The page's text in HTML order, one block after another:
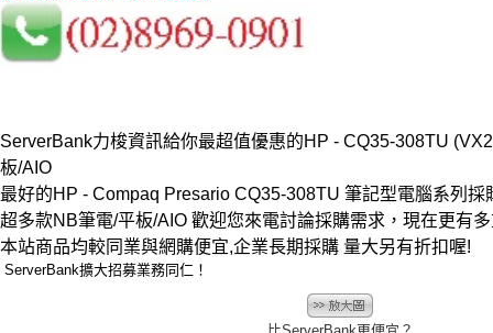
ServerBank力梭資訊給你最超值優惠的HP - CQ35-308TU
板/AIO
最好的HP - Compaq Presario CQ35-308TU 筆記型電腦系列採
超多款NB筆電/平板/AIO 歡迎您來電討論採購需求，現在更有
本站商品均較同業與網購便宜,企業長期採購 量大另有折扣喔!
ServerBank擴大招募業務同仁！